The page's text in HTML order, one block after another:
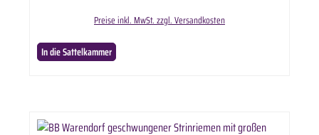
Preise inkl. MwSt. zzgl. Versandkosten
In die Sattelkammer